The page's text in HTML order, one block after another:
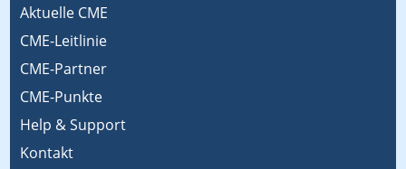
Aktuelle CME
CME-Leitlinie
CME-Partner
CME-Punkte
Help & Support
Kontakt